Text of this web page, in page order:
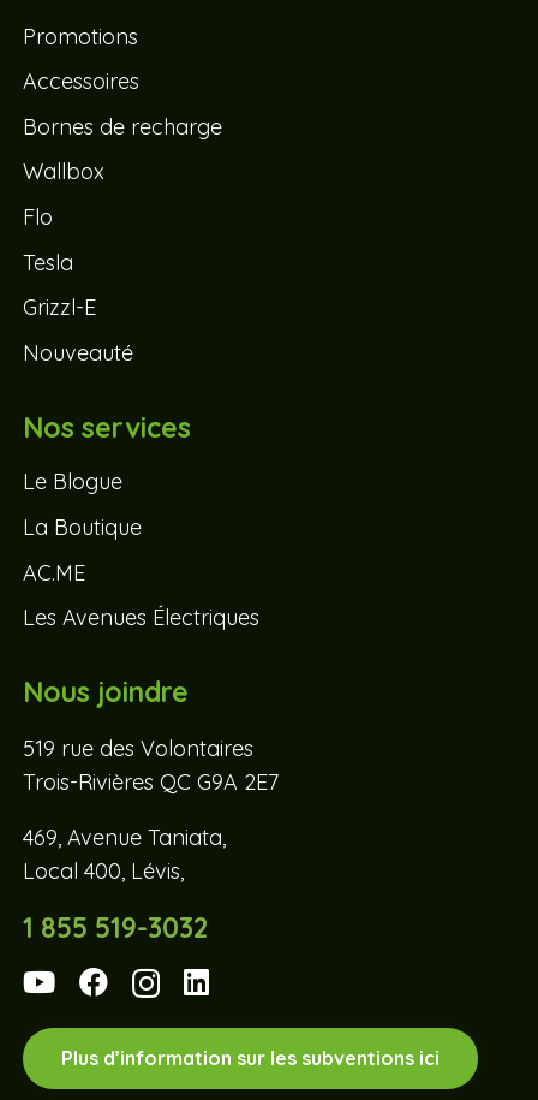
Promotions
Accessoires
Bornes de recharge
Wallbox
Flo
Tesla
Grizzl-E
Nouveauté
Nos services
Le Blogue
La Boutique
AC.ME
Les Avenues Électriques
Nous joindre
519 rue des Volontaires
Trois-Rivières QC G9A 2E7
469, Avenue Taniata,
Local 400, Lévis,
1 855 519-3032
Plus d’information sur les subventions ici